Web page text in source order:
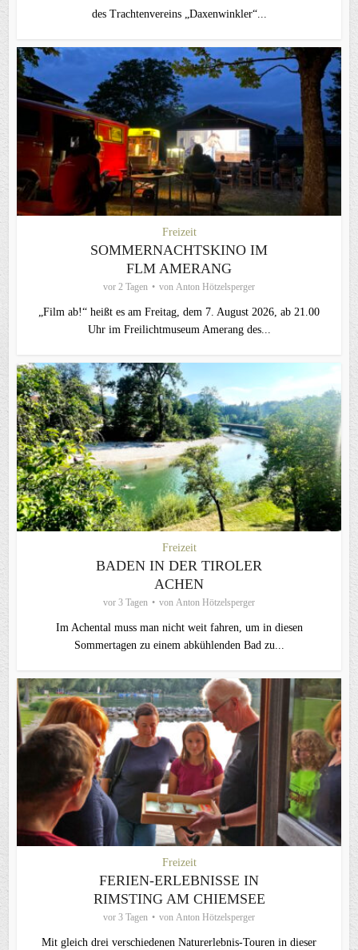
des Trachtenvereins „Daxenwinkler“...
Freizeit
SOMMERNACHTSKINO IM
FLM AMERANG
vor 2 Tagen von Anton Hötzelsperger
„Film ab!“ heißt es am Freitag, dem 7. August 2026, ab 21.00
Uhr im Freilichtmuseum Amerang des...
Freizeit
BADEN IN DER TIROLER
ACHEN
vor 3 Tagen von Anton Hötzelsperger
Im Achental muss man nicht weit fahren, um in diesen
Sommertagen zu einem abkühlenden Bad zu...
Freizeit
FERIEN-ERLEBNISSE IN
RIMSTING AM CHIEMSEE
vor 3 Tagen von Anton Hötzelsperger
Mit gleich drei verschiedenen Naturerlebnis-Touren in dieser